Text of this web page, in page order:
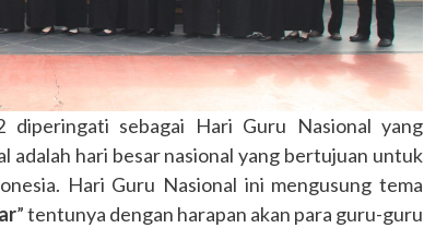
sebagai Hari Guru Nasional yang
adalah hari besar nasional yang bertujuan untuk
Hari Guru Nasional ini mengusung tema
” tentunya dengan harapan akan para guru-guru